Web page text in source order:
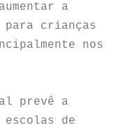
a
para crianças
nos
prevê a
escolas de